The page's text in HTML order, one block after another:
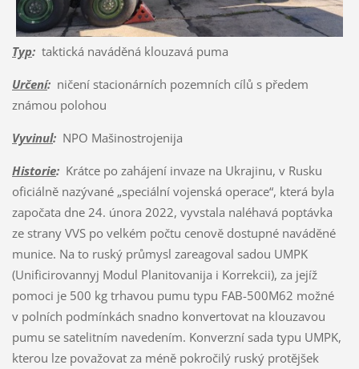
Typ:taktická naváděná klouzavá puma
Určení:ničení stacionárních pozemních cílů s předem
známou polohou
Vyvinul:NPO Mašinostrojenija
Historie:Krátce po zahájení invaze na Ukrajinu, v Rusku
oficiálně nazývané „speciální vojenská operace“, která byla
započata dne 24. února 2022, vyvstala naléhavá poptávka
ze strany VVS po velkém počtu cenově dostupné naváděné
munice. Na to ruský průmysl zareagoval sadou UMPK
(Unificirovannyj Modul Planitovanija i Korrekcii), za jejíž
pomoci je 500 kg trhavou pumu typu FAB-500M62 možné
v polních podmínkách snadno konvertovat na klouzavou
pumu se satelitním navedením. Konverzní sada typu UMPK,
kterou lze považovat za méně pokročilý ruský protějšek